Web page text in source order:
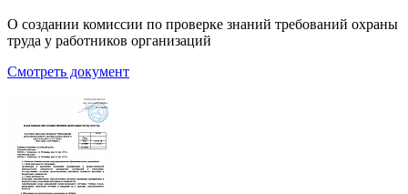
О создании комиссии по проверке знаний требований охраны
труда у работников организаций
Смотреть документ